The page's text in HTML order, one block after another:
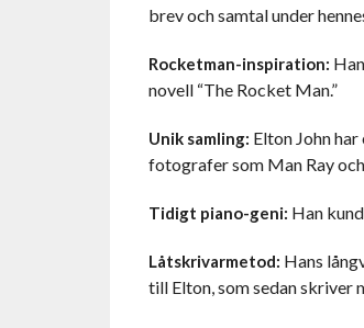
brev och samtal under
Rocketman-inspiration:
novell “The Rocket Man.”
Unik samling: Elton John
fotografer som Man Ray
Tidigt piano-geni: Han
Låtskrivarmetod: Hans
till Elton, som sedan skriver